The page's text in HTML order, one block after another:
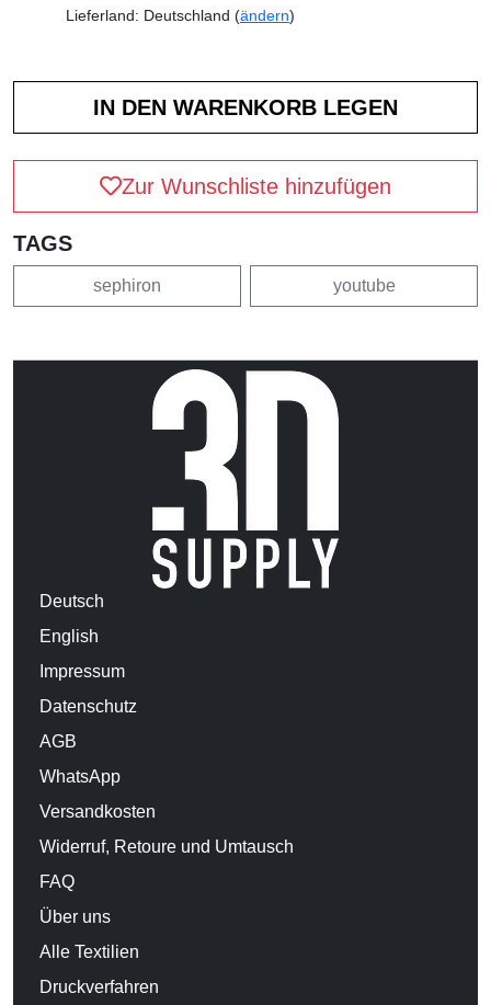
Lieferland: Deutschland (ändern)
Zur Wunschliste hinzufügen
TAGS
sephiron youtube
Deutsch
English
Impressum
Datenschutz
AGB
WhatsApp
Versandkosten
Widerruf, Retoure und Umtausch
FAQ
Über uns
Alle Textilien
Druckverfahren